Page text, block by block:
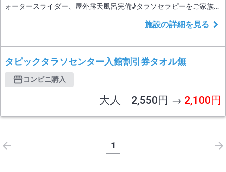
ォータースライダー、屋外露天風呂完備♪タラソセラピーをご家族で
施設の詳細を見る
タピックタラソセンター入館割引券タオル無
コンビニ購入
大人 2,550円 → 2,100円
1